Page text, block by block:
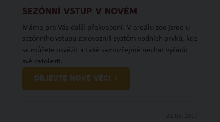
SEZÓNNÍ VSTUP V NOVÉM
Máme pro Vás další překvapení. V areálu zoo jsme u
sezónního vstupu zprovoznili systém vodních prvků, kde
se můžete osvěžit a také samozřejmě nechat vyřádit
své ratolesti.
OBJEVTE NOVÉ VĚCI